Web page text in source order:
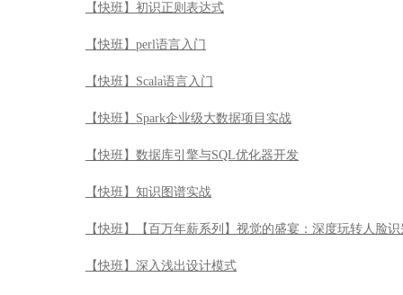
【快班】初识正则表达式
【快班】perl语言入门
【快班】Scala语言入门
【快班】Spark企业级大数据项目实战
【快班】数据库引擎与SQL优化器开发
【快班】知识图谱实战
【快班】【百万年薪系列】视觉的盛宴：深度玩转人脸识
【快班】深入浅出设计模式